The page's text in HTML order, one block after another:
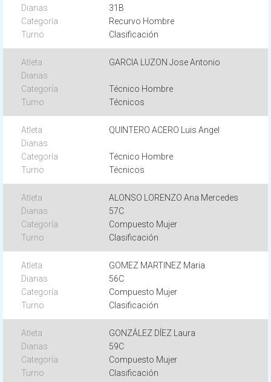
31B
Recurvo Hombre
Clasificación
GARCIA LUZON Jose Antonio
Técnico Hombre
Técnicos
QUINTERO ACERO Luis Angel
Técnico Hombre
Técnicos
ALONSO LORENZO Ana Mercedes
57C
Compuesto Mujer
Clasificación
GOMEZ MARTINEZ Maria
56C
Compuesto Mujer
Clasificación
GONZÁLEZ DÍEZ Laura
59C
Compuesto Mujer
Clasificación